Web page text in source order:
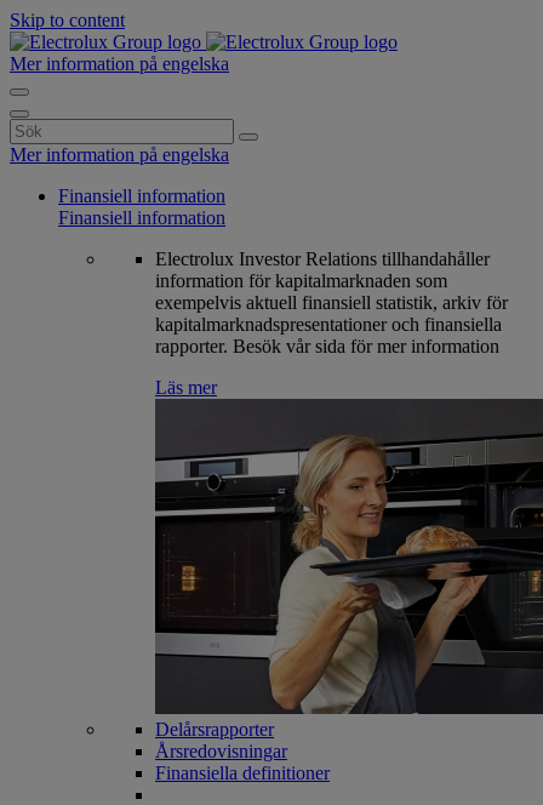
Skip to content
Mer information på engelska
Search
for:
Mer information på engelska
Finansiell information
Finansiell information
Electrolux Investor Relations tillhandahåller
information för kapitalmarknaden som
exempelvis aktuell finansiell statistik, arkiv för
kapitalmarknadspresentationer och finansiella
rapporter. Besök vår sida för mer information
Läs mer
Delårsrapporter
Årsredovisningar
Finansiella definitioner